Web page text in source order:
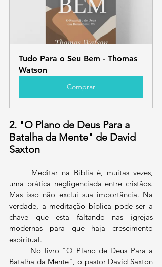
Tudo Para o Seu Bem - Thomas
Watson
Comprar
2. "O Plano de Deus Para a
Batalha da Mente" de David
Saxton
uma prática negligenciada entre cristãos.
Mas isso não exclui sua importância. Na
verdade, a meditação bíblica pode ser a
chave que esta faltando nas igrejas
modernas para que haja crescimento
espiritual.
Batalha da Mente", o pastor David Saxton